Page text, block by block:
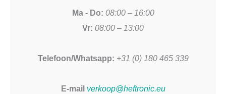
Ma - Do: 08:00 – 16:00
Vr: 08:00 – 13:00
Telefoon/Whatsapp: +31 (0) 180 465 339
E-mail verkoop@heftronic.eu